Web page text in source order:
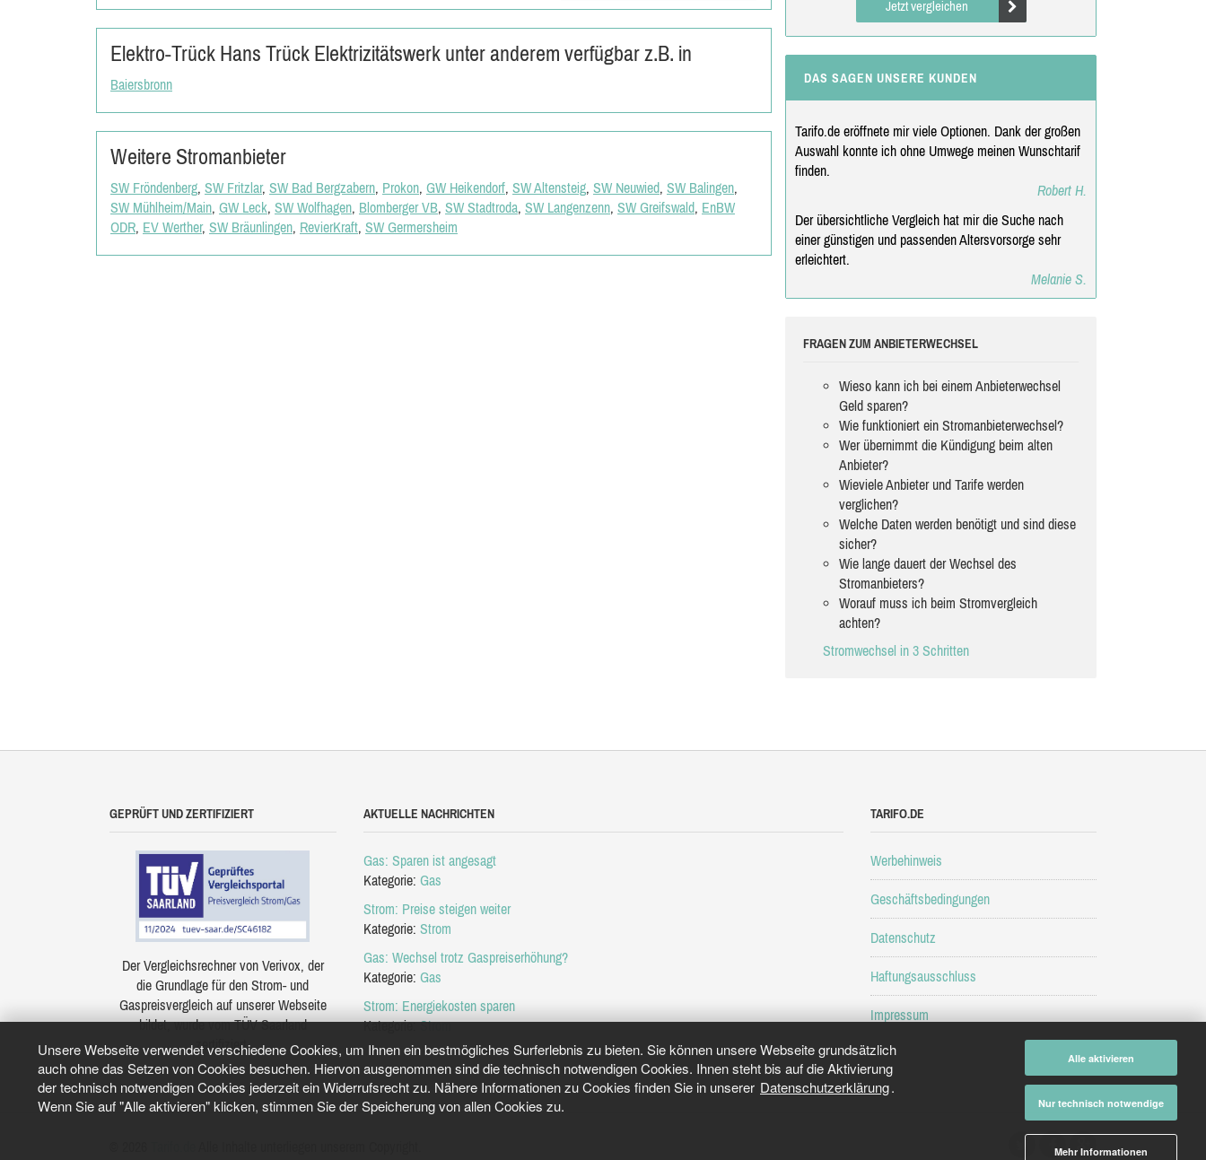
Unsere Webseite verwendet verschiedene Cookies, um Ihnen ein bestmögliches Surferlebnis zu bieten. Sie können unsere Webseite grundsätzlich
auch ohne das Setzen von Cookies besuchen. Hiervon ausgenommen sind die technisch notwendigen Cookies. Ihnen steht bis auf die Aktivierung
der technisch notwendigen Cookies jederzeit ein Widerrufsrecht zu. Nähere Informationen zu Cookies finden Sie in unserer Datenschutzerklärung.
Wenn Sie auf "Alle aktivieren" klicken, stimmen Sie der Speicherung von allen Cookies zu.
Alle aktivieren
Nur technisch notwendige
Mehr Informationen
Elektro-Trück Hans Trück Elektrizitätswerk unter anderem verfügbar z.B. in
Baiersbronn
Weitere Stromanbieter
SW Fröndenberg, SW Fritzlar, SW Bad Bergzabern, Prokon, GW Heikendorf, SW Altensteig, SW Neuwied, SW Balingen,
SW Mühlheim/Main, GW Leck, SW Wolfhagen, Blomberger VB, SW Stadtroda, SW Langenzenn, SW Greifswald, EnBW
ODR, EV Werther, SW Bräunlingen, RevierKraft, SW Germersheim
Jetzt vergleichen
DAS SAGEN UNSERE KUNDEN
Tarifo.de eröffnete mir viele Optionen. Dank der großen
Auswahl konnte ich ohne Umwege meinen Wunschtarif
finden.
Robert H.
Der übersichtliche Vergleich hat mir die Suche nach
einer günstigen und passenden Altersvorsorge sehr
erleichtert.
Melanie S.
FRAGEN ZUM ANBIETERWECHSEL
Wieso kann ich bei einem Anbieterwechsel
Geld sparen?
Wie funktioniert ein Stromanbieterwechsel?
Wer übernimmt die Kündigung beim alten
Anbieter?
Wieviele Anbieter und Tarife werden
verglichen?
Welche Daten werden benötigt und sind diese
sicher?
Wie lange dauert der Wechsel des
Stromanbieters?
Worauf muss ich beim Stromvergleich
achten?
Stromwechsel in 3 Schritten
GEPRÜFT UND ZERTIFIZIERT
Der Vergleichsrechner von Verivox, der
die Grundlage für den Strom- und
Gaspreisvergleich auf unserer Webseite
bildet, wurde vom TÜV Saarland
zertifiziert.
AKTUELLE NACHRICHTEN
Gas: Sparen ist angesagt
Kategorie: Gas
Strom: Preise steigen weiter
Kategorie: Strom
Gas: Wechsel trotz Gaspreiserhöhung?
Kategorie: Gas
Strom: Energiekosten sparen
Kategorie:Strom
TARIFO.DE
Werbehinweis
Geschäftsbedingungen
Datenschutz
Haftungsausschluss
Impressum